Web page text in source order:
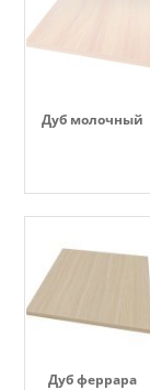
Дуб молочный
Дуб феррара